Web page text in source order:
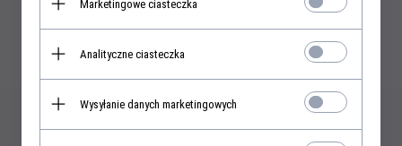
KUP TERAZ!
Marketingowe ciasteczka
Analityczne ciasteczka
Wysyłanie danych marketingowych